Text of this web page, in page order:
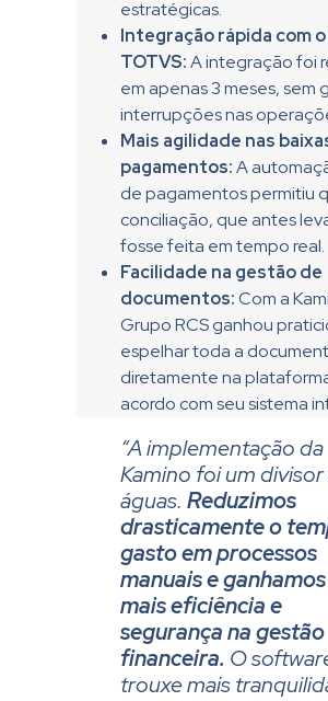
estratégicas.
Integração rápida com o
TOTVS:A integração foi
em apenas 3 meses, sem
interrupções nas
Mais agilidade nas
pagamentos:A
de pagamentos permitiu
conciliação, que antes
fosse feita em tempo real.
Facilidade na gestão de
documentos:Com a
Grupo RCS ganhou
espelhar toda a
diretamente na
acordo com seu sistema
“A implementação da
Kamino foi um
águas. Reduzimos
drasticamente o
gasto em processos
manuais e ganhamos
mais eficiência e
segurança na gestão
financeira. O
trouxe mais